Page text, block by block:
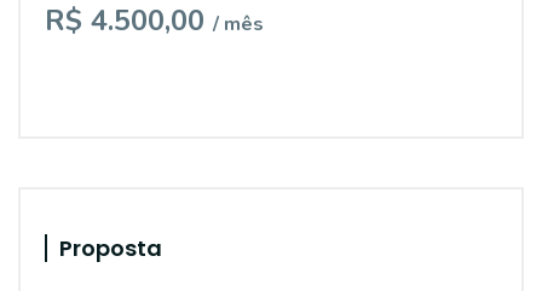
R$ 4.500,00 / mês
Proposta